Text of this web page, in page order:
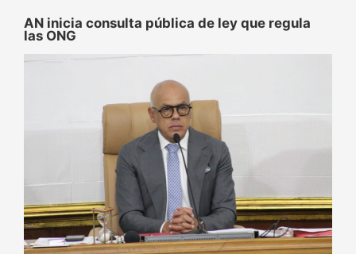
AN inicia consulta pública de ley que regula
las ONG